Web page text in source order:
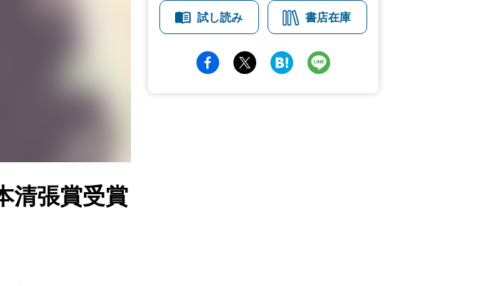
試し読み 書店在庫
清張賞受賞